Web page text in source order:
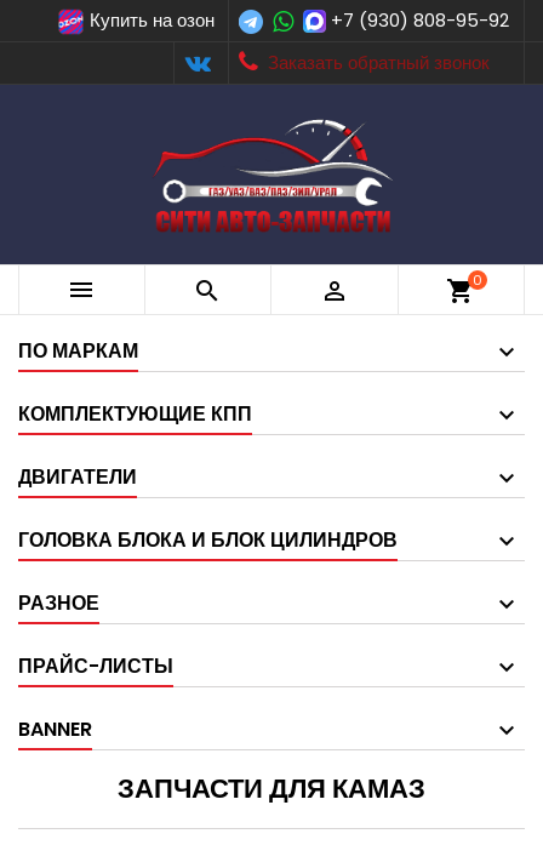
Купить на озон
+7 (930) 808-95-92
Заказать обратный звонок
   shopping_cart0
ПО МАРКАМ
КОМПЛЕКТУЮЩИЕ КПП
ДВИГАТЕЛИ
ГОЛОВКА БЛОКА И БЛОК ЦИЛИНДРОВ
РАЗНОЕ
ПРАЙС-ЛИСТЫ
BANNER
ЗАПЧАСТИ ДЛЯ КАМАЗ